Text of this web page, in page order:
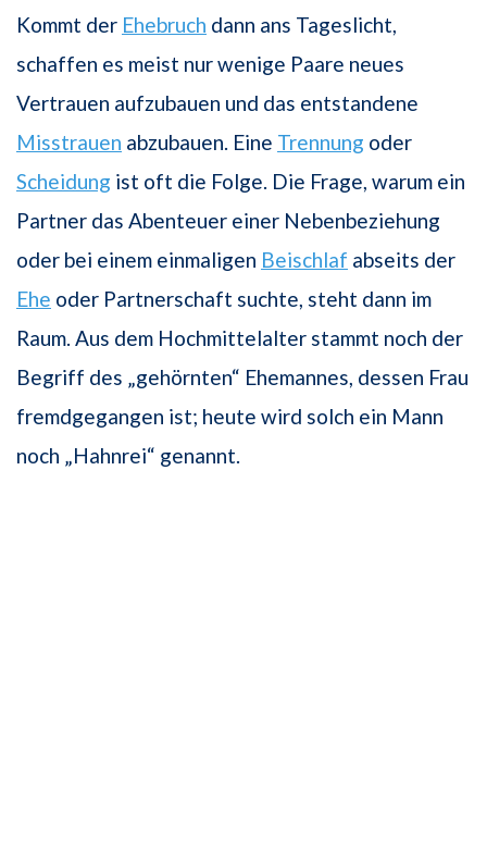
Kommt der Ehebruch dann ans Tageslicht,
schaffen es meist nur wenige Paare neues
Vertrauen aufzubauen und das entstandene
Misstrauen abzubauen. Eine Trennung oder
Scheidung ist oft die Folge. Die Frage, warum ein
Partner das Abenteuer einer Nebenbeziehung
oder bei einem einmaligen Beischlaf abseits der
Ehe oder Partnerschaft suchte, steht dann im
Raum. Aus dem Hochmittelalter stammt noch der
Begriff des „gehörnten“ Ehemannes, dessen Frau
fremdgegangen ist; heute wird solch ein Mann
noch „Hahnrei“ genannt.